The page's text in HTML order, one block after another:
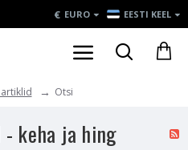
€ EURO EESTI KEEL
Otsi
keha ja hing